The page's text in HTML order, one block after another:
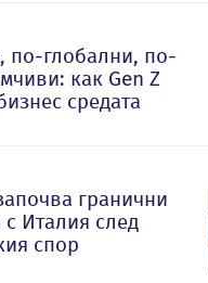
по-глобални, по-
как Gen Z
средата
гранични
Италия след
спор